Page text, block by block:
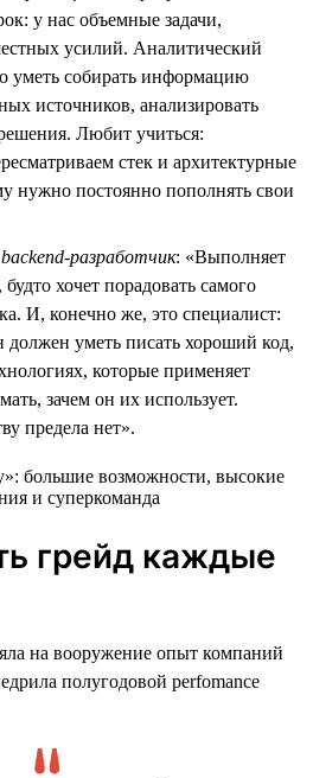
у нас объемные задачи,
усилий. Аналитический
уметь собирать информацию
источников, анализировать
Любит учиться:
стек и архитектурные
нужно постоянно пополнять свои
разработчик: «Выполняет
хочет порадовать самого
И, конечно же, это специалист:
уметь писать хороший код,
которые применяет
зачем он их использует.
предела нет».
грейд каждые
на вооружение опыт компаний
полугодовой perfomance